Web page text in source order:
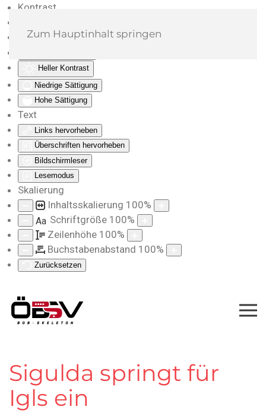
Kontrast
Monochrom
Heller Kontrast
Niedrige Sättigung
Hohe Sättigung
Text
Links hervorheben
Überschriften hervorheben
Bildschirmleser
Lesemodus
Skalierung
Inhaltsskalierung 100%
Aa Schriftgröße 100%
Zeilenhöhe 100%
Buchstabenabstand 100%
Zurücksetzen
Zum Hauptinhalt springen
Sigulda springt für
Igls ein